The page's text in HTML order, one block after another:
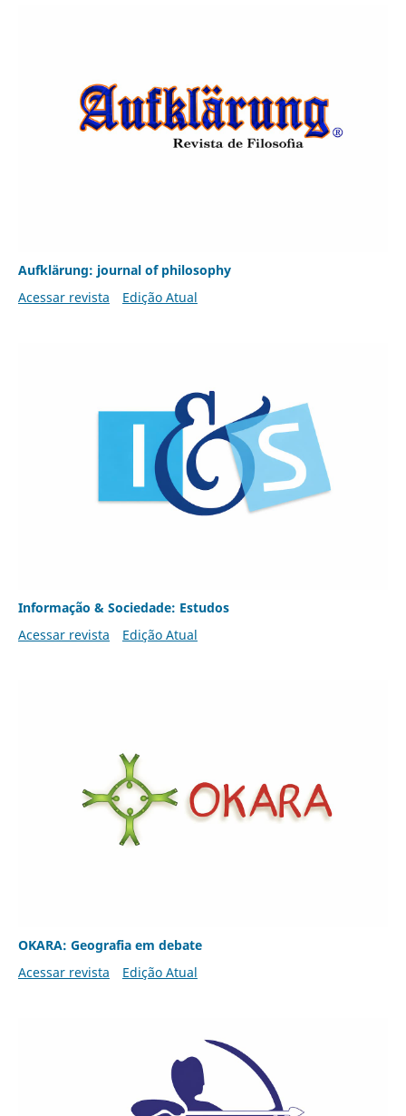
Aufklärung: journal of philosophy
Acessar revista
Edição Atual
Informação & Sociedade: Estudos
Acessar revista
Edição Atual
OKARA: Geografia em debate
Acessar revista
Edição Atual